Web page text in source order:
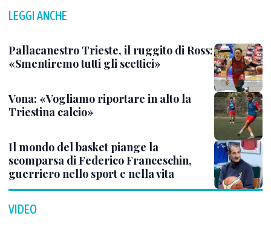
LEGGI ANCHE
Pallacanestro Trieste, il ruggito di Ross:
«Smentiremo tutti gli scettici»
Vona: «Vogliamo riportare in alto la
Triestina calcio»
Il mondo del basket piange la
scomparsa di Federico Franceschin,
guerriero nello sport e nella vita
VIDEO